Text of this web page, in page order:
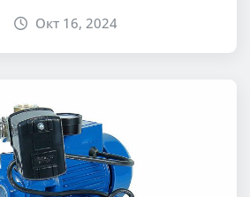
Окт 16, 2024